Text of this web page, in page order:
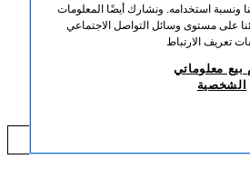
BHD
ونسبة استخدامه. ونشارك أيضًا المعلومات
على مستوى وسائل التواصل الاجتماعي
تعريف الارتباط
بيع معلوماتي
الشخصية